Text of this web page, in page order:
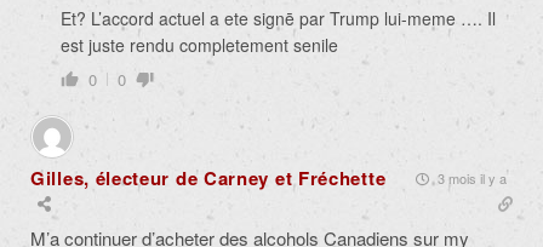
Et? L’accord actuel a ete signē par Trump lui-meme …. Il
est juste rendu completement senile
0 0
Gilles, électeur de Carney et Fréchette 3 mois il y a
M’a continuer d’acheter des alcohols Canadiens sur my